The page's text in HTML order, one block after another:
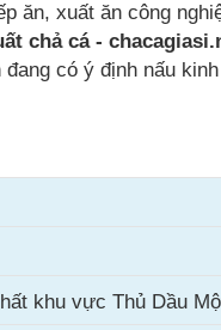
ăn, xuất ăn công
chả cá -
có ý định nấu
khu vực Thủ Dầu